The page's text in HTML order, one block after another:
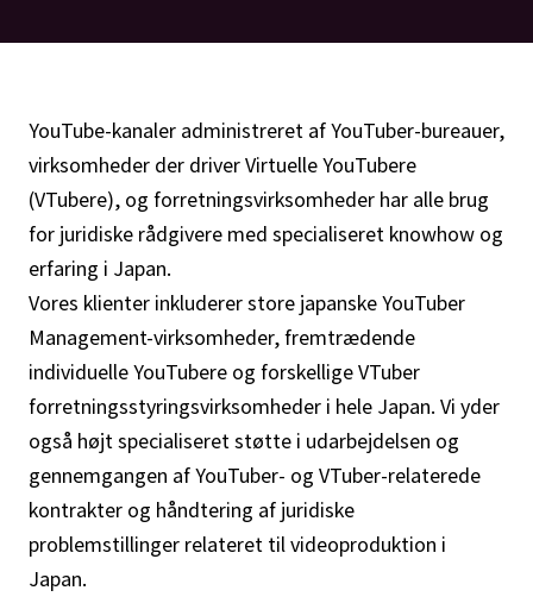
YouTube-kanaler administreret af YouTuber-bureauer,
virksomheder der driver Virtuelle YouTubere
(VTubere), og forretningsvirksomheder har alle brug
for juridiske rådgivere med specialiseret knowhow og
erfaring i Japan.
Vores klienter inkluderer store japanske YouTuber
Management-virksomheder, fremtrædende
individuelle YouTubere og forskellige VTuber
forretningsstyringsvirksomheder i hele Japan. Vi yder
også højt specialiseret støtte i udarbejdelsen og
gennemgangen af YouTuber- og VTuber-relaterede
kontrakter og håndtering af juridiske
problemstillinger relateret til videoproduktion i
Japan.